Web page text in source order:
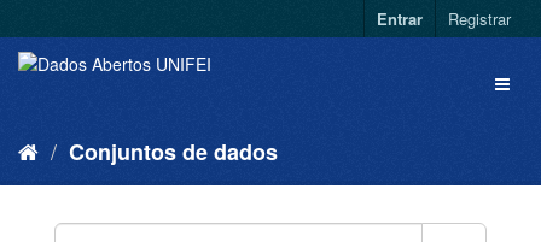
Entrar Registrar
Conjuntos de dados